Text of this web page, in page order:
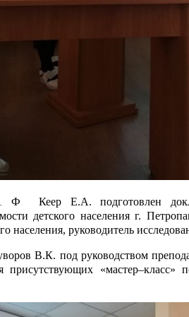
Ф Кеер Е.А. подготовлен
детского населения г.
населения, руководитель
В.К. под руководством
«мастер–класс»